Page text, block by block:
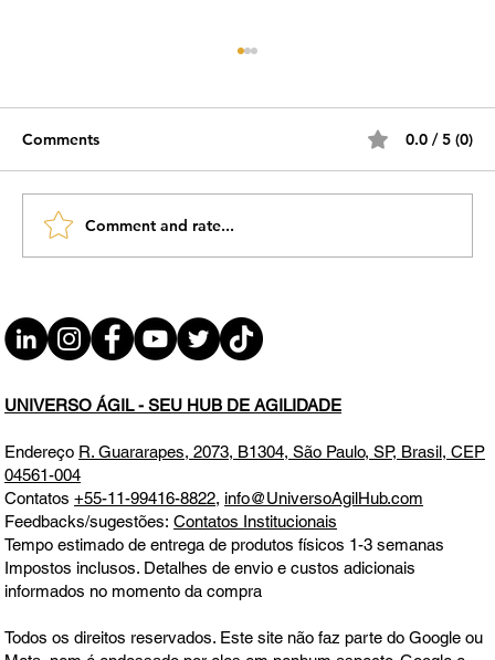
Agilidade Microfundamentos de
Resultados na Gestão na Visão do Ágil
Comments 0.0 / 5 (0)
Comment and rate...
UNIVERSO ÁGIL - SEU HUB DE AGILIDADE
Endereço R. Guararapes, 2073, B1304, São Paulo, SP, Brasil, CEP
04561-004
Contatos+55-11-99416-8822, info@UniversoAgilHub.com
Feedbacks/sugestões:Contatos Institucionais
Tempo estimado de entrega de produtos físicos 1-3 semanas
Impostos inclusos. Detalhes de envio e custos adicionais
informados no momento da compra
Todos os direitos reservados. Este site não faz parte do Google ou